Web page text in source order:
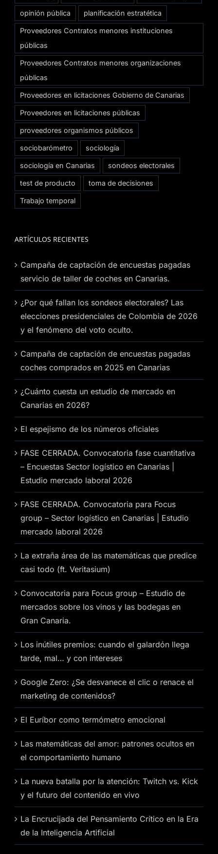
opinión pública planificación estratética
Proveedores Contratos menores instituciones
públicas
Proveedores Contratos menores organizaciones
públicas
Proveedores en licitaciones Gobierno de Canarias
Proveedores en licitaciones públicas
proveedores organismos públicos
sociobarómetro sociología
sociología en Canarias sondeos electorales
test de producto toma de decisiones
Trabajo temporal
ARTÍCULOS RECIENTES
Campaña de captación de encuestas pagadas
servicio de taller de coches en Canarias.
¿Por qué fallan los sondeos electorales? Las
elecciones presidenciales de Colombia de 2026
y el fenómeno del voto oculto.
Campaña de captación de encuestas pagadas
coches comprados en 2025 en Canarias
¿Cuánto cuesta un estudio de mercado en
Canarias en 2026?
El espejismo de los números oficiales
FASE CERRADA. Convocatoria fase cuantitativa
– Encuestas Sector logístico en Canarias |
Estudio mercado laboral 2026
FASE CERRADA. Convocatoria para Focus
group – Sector logístico en Canarias | Estudio
mercado laboral 2026
La extraña área de las matemáticas que predice
casi todo (ft. Veritasium)
Convocatoria para Focus group – Estudio de
mercados sobre los vinos y las bodegas en
Gran Canaria.
Los inútiles premios: cuando el galardón llega
tarde, mal… y con intereses
Google Zero: ¿Se desvanece el clic o renace el
marketing de contenidos?
El Euríbor como termómetro emocional
Las matemáticas del amor: patrones ocultos en
el comportamiento humano
La nueva batalla por la atención: Twitch vs. Kick
y el futuro del contenido en vivo
La Encrucijada del Pensamiento Crítico en la Era
de la Inteligencia Artificial